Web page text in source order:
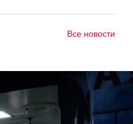
Все новости